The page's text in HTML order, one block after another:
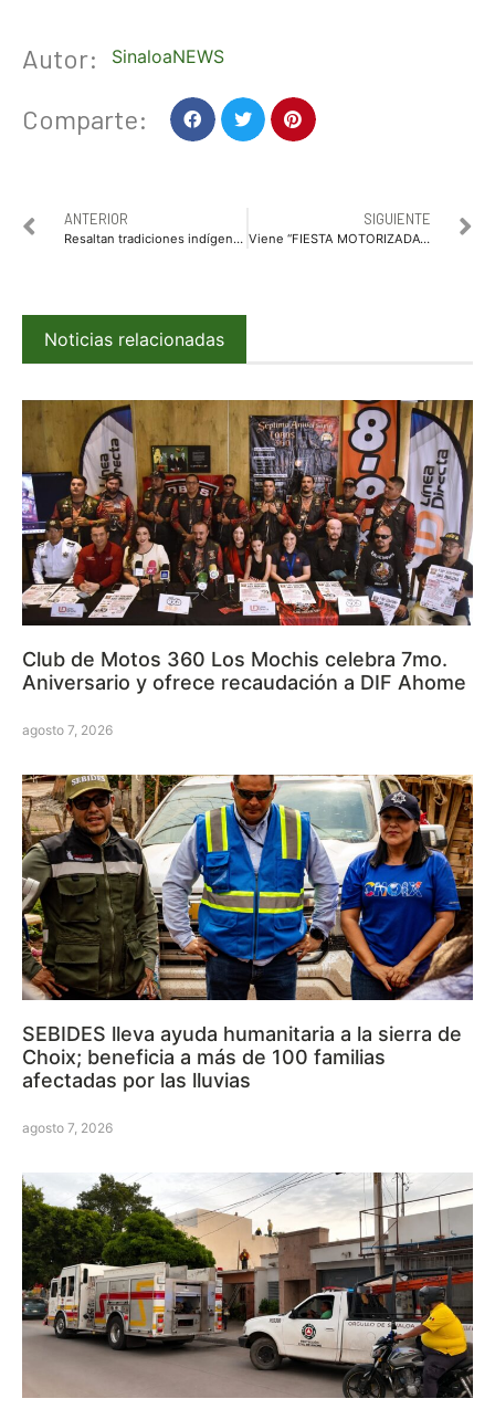
Autor: SinaloaNEWS
Comparte:
ANTERIOR
Resaltan tradiciones indígenas en Jornada de Apoyo en Jahuara II
SIGUIENTE
Viene “FIESTA MOTORIZADA” este fin de semana
Noticias relacionadas
Club de Motos 360 Los Mochis celebra 7mo.
Aniversario y ofrece recaudación a DIF Ahome
agosto 7, 2026
SEBIDES lleva ayuda humanitaria a la sierra de
Choix; beneficia a más de 100 familias
afectadas por las lluvias
agosto 7, 2026